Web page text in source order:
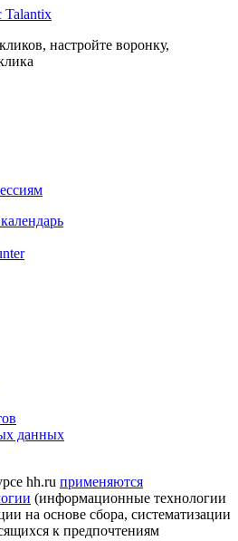
Talantix
настройте воронку,
данных
hh.ru применяются
(информационные технологии
на основе сбора, систематизации
к предпочтениям